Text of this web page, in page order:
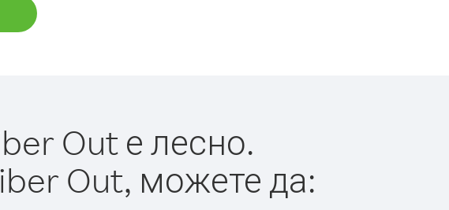
Out е лесно.
Out, можете да: